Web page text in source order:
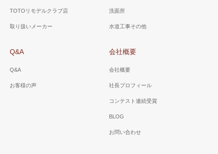
TOTOリモデルクラブ店
取り扱いメーカー
洗面所
水道工事その他
Q&A
Q&A
お客様の声
会社概要
会社概要
社長プロフィール
コンテスト連続受賞
BLOG
お問い合わせ